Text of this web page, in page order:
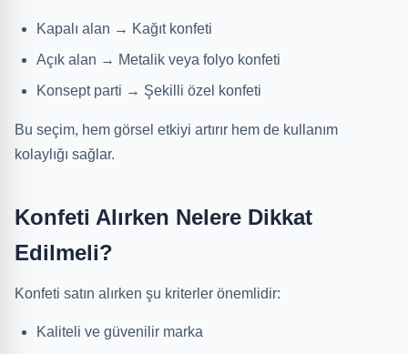
Kapalı alan → Kağıt konfeti
Açık alan → Metalik veya folyo konfeti
Konsept parti → Şekilli özel konfeti
Bu seçim, hem görsel etkiyi artırır hem de kullanım
kolaylığı sağlar.
Konfeti Alırken Nelere Dikkat
Edilmeli?
Konfeti satın alırken şu kriterler önemlidir:
Kaliteli ve güvenilir marka